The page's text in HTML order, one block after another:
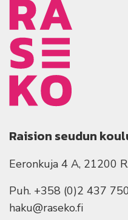
Raision seudun
Eeronkuja 4 A, 21200
Puh. +358 (0)2 437
haku@raseko.fi